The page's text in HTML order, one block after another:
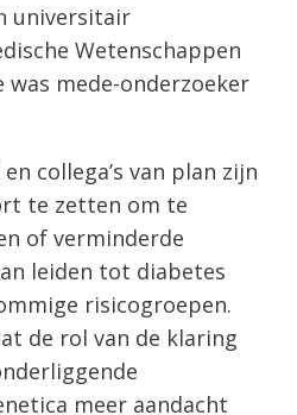
universitair
Wetenschappen
was mede-onderzoeker
collega’s van plan zijn
te zetten om te
of verminderde
leiden tot diabetes
risicogroepen.
de rol van de klaring
meer aandacht